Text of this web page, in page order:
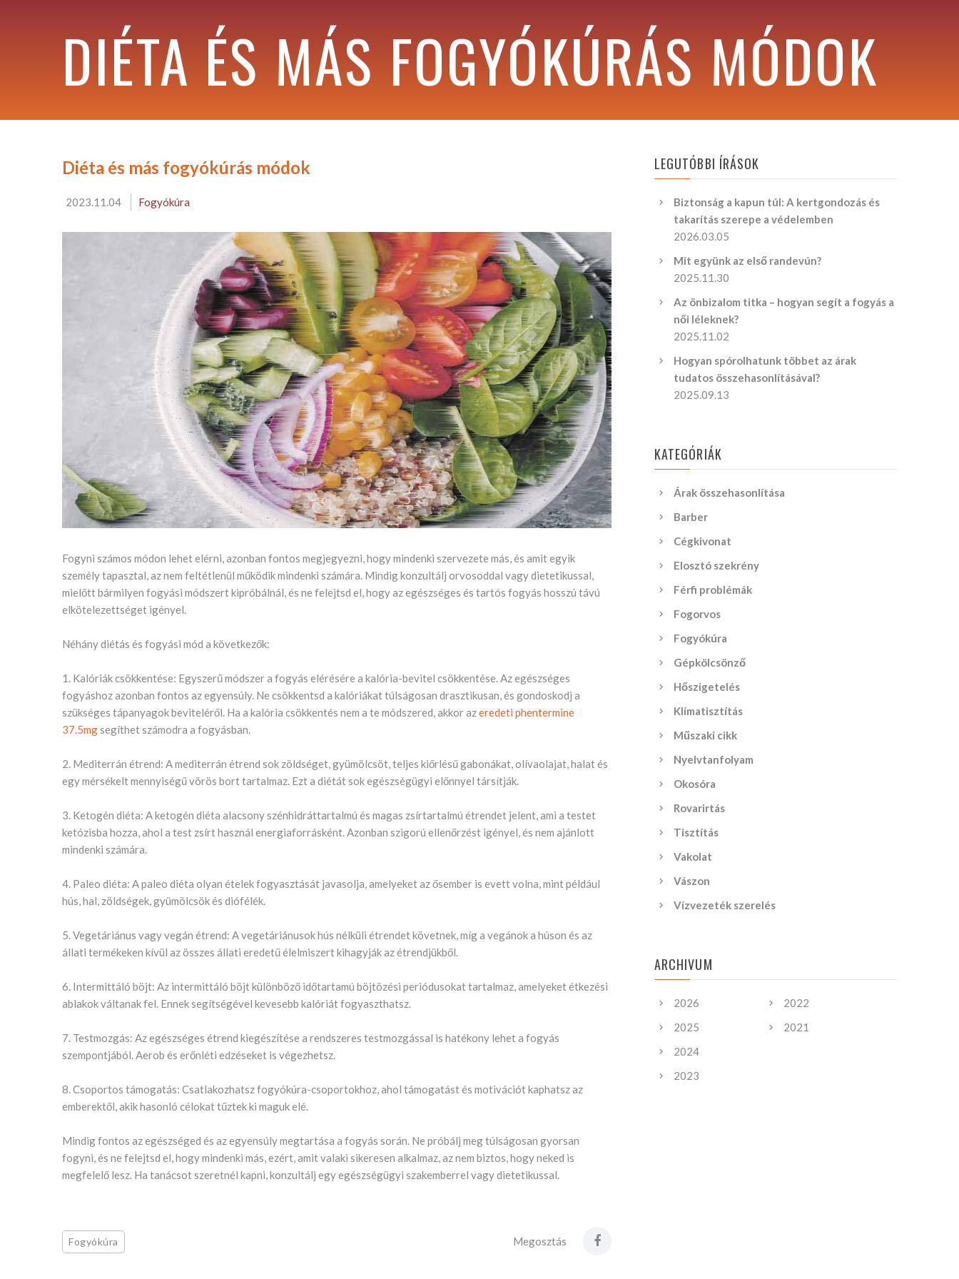
DIÉTA ÉS MÁS FOGYÓKÚRÁS MÓDOK
Diéta és más fogyókúrás módok
2023.11.04 Fogyókúra
Fogyni számos módon lehet elérni, azonban fontos megjegyezni, hogy mindenki szervezete más, és amit egyik
személy tapasztal, az nem feltétlenül működik mindenki számára. Mindig konzultálj orvosoddal vagy dietetikussal,
mielőtt bármilyen fogyási módszert kipróbálnál, és ne felejtsd el, hogy az egészséges és tartós fogyás hosszú távú
elkötelezettséget igényel.
Néhány diétás és fogyási mód a következők:
1. Kalóriák csökkentése: Egyszerű módszer a fogyás elérésére a kalória-bevitel csökkentése. Az egészséges
fogyáshoz azonban fontos az egyensúly. Ne csökkentsd a kalóriákat túlságosan drasztikusan, és gondoskodj a
szükséges tápanyagok beviteléről. Ha a kalória csökkentés nem a te módszered, akkor azeredeti phentermine
37.5mgsegíthet számodra a fogyásban.
2. Mediterrán étrend: A mediterrán étrend sok zöldséget, gyümölcsöt, teljes kiőrlésű gabonákat, olívaolajat, halat és
egy mérsékelt mennyiségű vörös bort tartalmaz. Ezt a diétát sok egészségügyi előnnyel társítják.
3. Ketogén diéta: A ketogén diéta alacsony szénhidráttartalmú és magas zsírtartalmú étrendet jelent, ami a testet
ketózisba hozza, ahol a test zsírt használ energiaforrásként. Azonban szigorú ellenőrzést igényel, és nem ajánlott
mindenki számára.
4. Paleo diéta: A paleo diéta olyan ételek fogyasztását javasolja, amelyeket az ősember is evett volna, mint például
hús, hal, zöldségek, gyümölcsök és diófélék.
5. Vegetáriánus vagy vegán étrend: A vegetáriánusok hús nélküli étrendet követnek, míg a vegánok a húson és az
állati termékeken kívül az összes állati eredetű élelmiszert kihagyják az étrendjükből.
6. Intermittáló böjt: Az intermittáló böjt különböző időtartamú böjtözési periódusokat tartalmaz, amelyeket étkezési
ablakok váltanak fel. Ennek segítségével kevesebb kalóriát fogyaszthatsz.
7. Testmozgás: Az egészséges étrend kiegészítése a rendszeres testmozgással is hatékony lehet a fogyás
szempontjából. Aerob és erőnléti edzéseket is végezhetsz.
8. Csoportos támogatás: Csatlakozhatsz fogyókúra-csoportokhoz, ahol támogatást és motivációt kaphatsz az
emberektől, akik hasonló célokat tűztek ki maguk elé.
Mindig fontos az egészséged és az egyensúly megtartása a fogyás során. Ne próbálj meg túlságosan gyorsan
fogyni, és ne felejtsd el, hogy mindenki más, ezért, amit valaki sikeresen alkalmaz, az nem biztos, hogy neked is
megfelelő lesz. Ha tanácsot szeretnél kapni, konzultálj egy egészségügyi szakemberrel vagy dietetikussal.
Fogyókúra Megosztás
LEGUTÓBBI ÍRÁSOK
Biztonság a kapun túl: A kertgondozás és
takarítás szerepe a védelemben
2026.03.05
Mit együnk az első randevún?
2025.11.30
Az önbizalom titka – hogyan segít a fogyás a
női léleknek?
2025.11.02
Hogyan spórolhatunk többet az árak
tudatos összehasonlításával?
2025.09.13
KATEGÓRIÁK
Árak összehasonlítása
Barber
Cégkivonat
Elosztó szekrény
Férfi problémák
Fogorvos
Fogyókúra
Gépkölcsönző
Hőszigetelés
Klímatisztítás
Műszaki cikk
Nyelvtanfolyam
Okosóra
Rovarirtás
Tisztítás
Vakolat
Vászon
Vízvezeték szerelés
ARCHIVUM
2026
2025
2024
2023
2022
2021